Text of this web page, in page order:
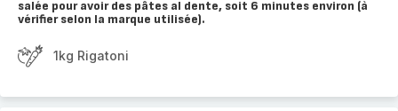
salée pour avoir des pâtes al dente, soit 6 minutes environ (à
vérifier selon la marque utilisée).
1kg Rigatoni